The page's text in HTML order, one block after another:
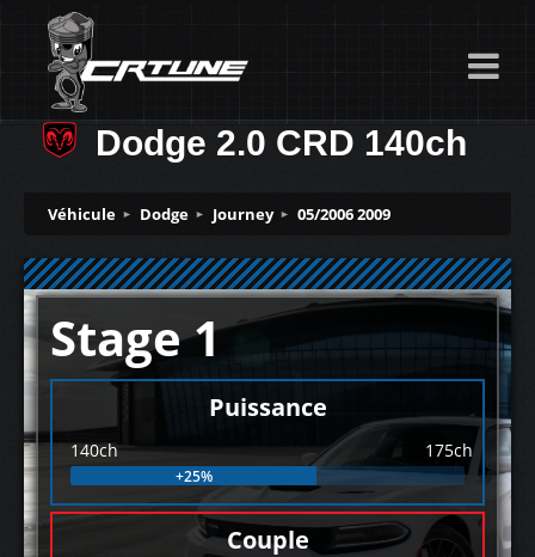
Dodge 2.0 CRD 140ch
Véhicule Dodge Journey 05/2006 2009
Stage 1
Puissance
140ch 175ch
+25%
Couple